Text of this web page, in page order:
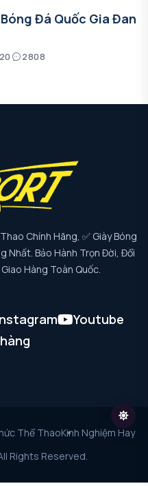
Đá Quốc Gia Đan
2808
Chính Hãng, ✅ Giày Bóng
Nhất. Bảo Hành Trọn Đời, Đổi
Hàng Toàn Quốc.
Youtube
Thể ThaoKinh Nghiệm Hay
Rights Reserved.